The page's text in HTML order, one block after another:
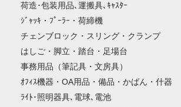
荷造･包装用品､運搬具､ｷｬｽﾀｰ
ｼﾞｬｯｷ・ﾌﾟｰﾗｰ・荷締機
チェンブロック・スリング・クランプ
はしご・脚立・踏台・足場台
事務用品（筆記具・文房具）
ｵﾌｨｽ機器・OA用品・備品・かばん・什器
ﾗｲﾄ･照明器具､電球､電池